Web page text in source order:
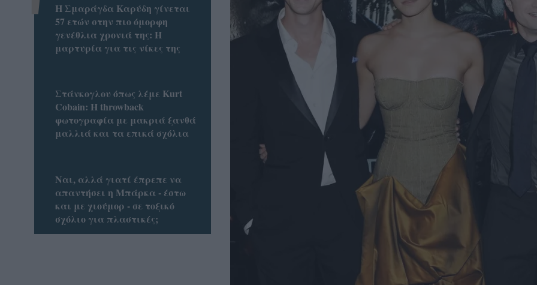
Η Σμαράγδα Καρύδη γίνεται
57 ετών στην πιο όμορφη
γενέθλια χρονιά της: Η
μαρτυρία για τις νίκες της
Στάνκογλου όπως λέμε Kurt
Cobain: H throwback
φωτογραφία με μακριά ξανθά
μαλλιά και τα επικά σχόλια
Ναι, αλλά γιατί έπρεπε να
απαντήσει η Μπάρκα - έστω
και με χιούμορ - σε τοξικό
σχόλιο για πλαστικές;